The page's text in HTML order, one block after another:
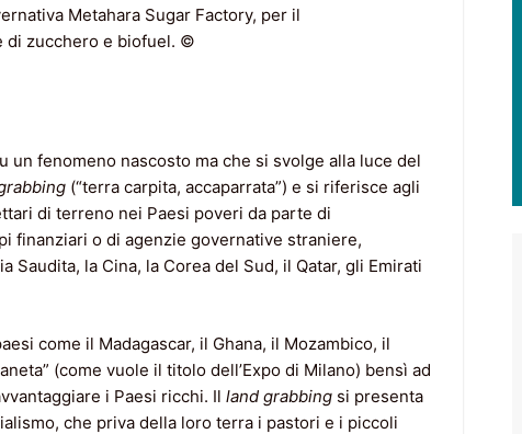
Metahara Sugar Factory, per il
di zucchero e biofuel. ©
un fenomeno nascosto ma che si svolge alla luce del
(“terra carpita, accaparrata”) e si riferisce agli
di terreno nei Paesi poveri da parte di
finanziari o di agenzie governative straniere,
Saudita, la Cina, la Corea del Sud, il Qatar, gli Emirati
come il Madagascar, il Ghana, il Mozambico, il
(come vuole il titolo dell’Expo di Milano) bensì ad
i Paesi ricchi. Il land grabbing si presenta
che priva della loro terra i pastori e i piccoli